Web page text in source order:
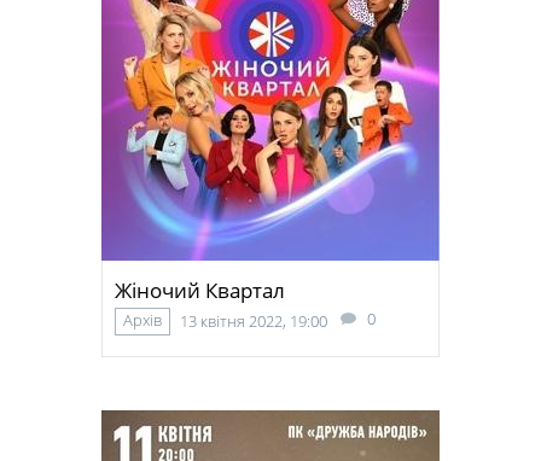
Жіночий Квартал
Архів 13 квітня 2022, 19:00 0